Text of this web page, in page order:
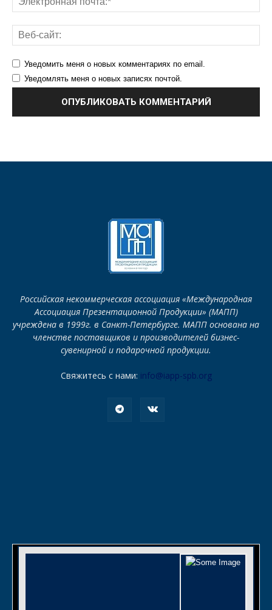
Уведомить меня о новых комментариях по email.
Уведомлять меня о новых записях почтой.
Российская некоммерческая ассоциация «Международная
Ассоциация Презентационной Продукции» (МАПП)
учреждена в 1999г. в Санкт-Петербурге. МАПП основана на
членстве поставщиков и производителей бизнес-
сувенирной и подарочной продукции.
Свяжитесь с нами: info@iapp-spb.org